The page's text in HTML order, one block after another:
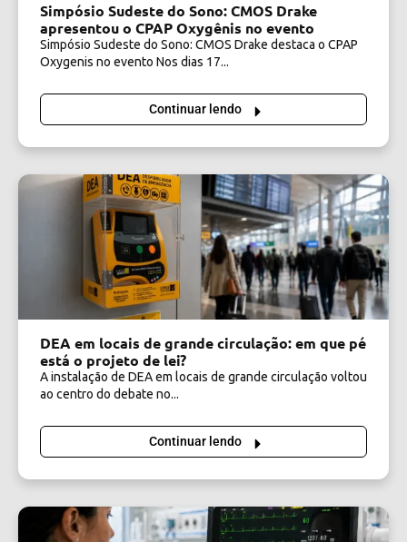
Simpósio Sudeste do Sono: CMOS Drake
apresentou o CPAP Oxygênis no evento
Simpósio Sudeste do Sono: CMOS Drake destaca o CPAP
Oxygenis no evento Nos dias 17...
Continuar lendo
DEA em locais de grande circulação: em que pé
está o projeto de lei?
A instalação de DEA em locais de grande circulação voltou
ao centro do debate no...
Continuar lendo